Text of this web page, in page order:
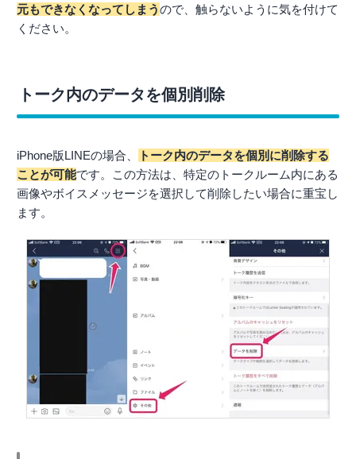
元もできなくなってしまうので、触らないように気を付けて
ください。
トーク内のデータを個別削除
iPhone版LINEの場合、
トーク内のデータを個別に削除する
ことが可能です。この方法は、特定のトークルーム内にある
画像やボイスメッセージを選択して削除したい場合に重宝し
ます。